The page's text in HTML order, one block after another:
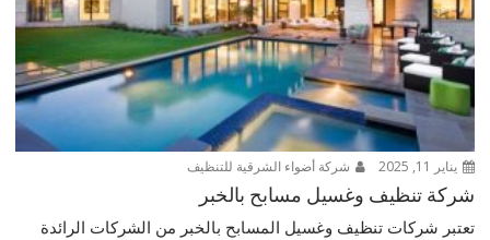
يناير 11, 2025 شركة أضواء الشرقية للتنظيف
شركة تنظيف وغسيل مسابح بالخبر
تعتبر شركات تنظيف وغسيل المسابح بالخبر من الشركات الرائدة